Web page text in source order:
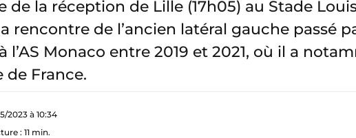
de la réception de Lille (17h05) au Stade
rencontre de l’ancien latéral gauche passé
l’AS Monaco entre 2019 et 2021, où il a
de France.
2023 à 10:34
: 11 min.